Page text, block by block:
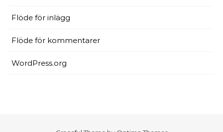
Flöde för inlägg
Flöde för kommentarer
WordPress.org